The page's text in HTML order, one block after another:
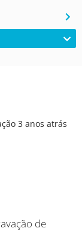
3 anos atrás
de